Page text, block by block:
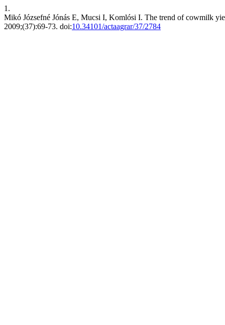
1.
Mikó Józsefné Jónás E, Mucsi I, Komlósi I. The trend of cowmilk
2009;(37):69-73. doi:10.34101/actaagrar/37/2784